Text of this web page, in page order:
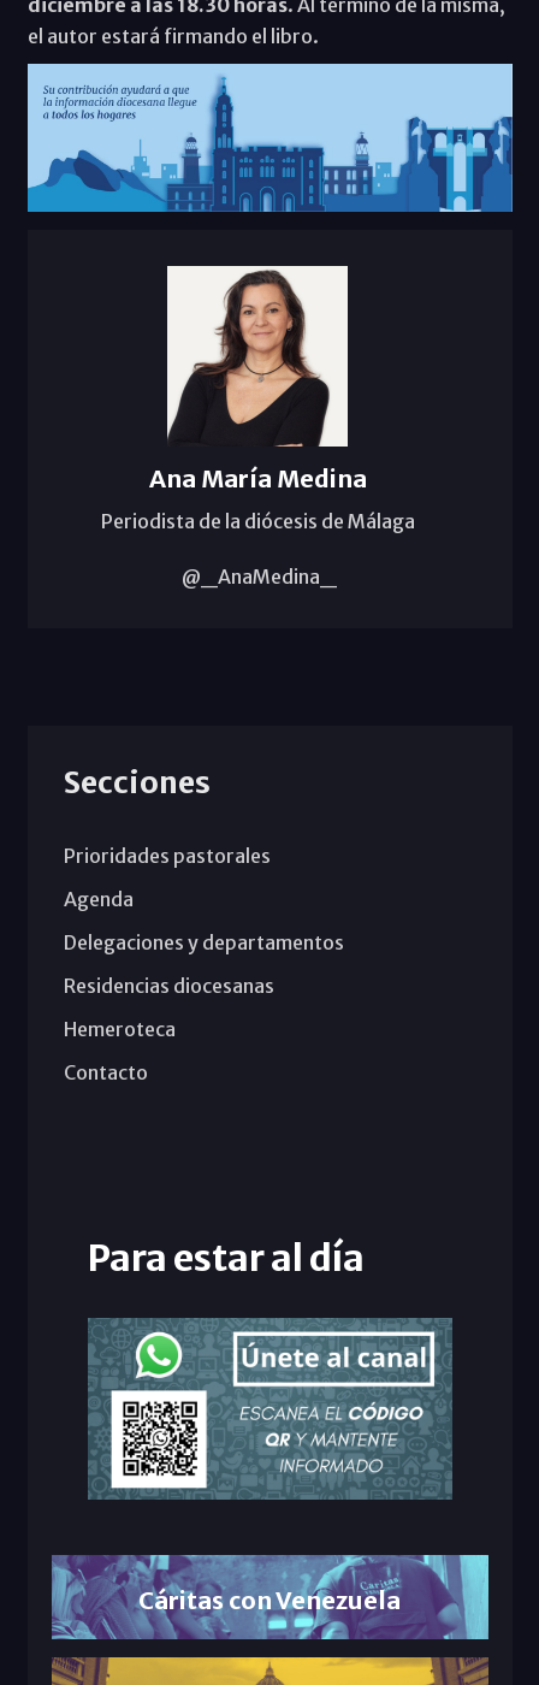
el autor estará firmando el libro.
Ana María Medina
Periodista de la diócesis de Málaga
@_AnaMedina_
Secciones
Prioridades pastorales
Agenda
Delegaciones y departamentos
Residencias diocesanas
Hemeroteca
Contacto
Para estar al día
Cáritas con Venezuela